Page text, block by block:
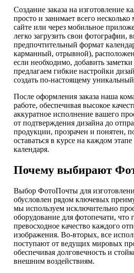
Создание заказа на изготовление
просто и занимает всего
сайте или через мобильное
легко загрузить свои фотографии,
предпочтительный формат
карманный, отрывной),
если необходимо, добавить
предлагаем гибкие настройки
создать по-настоящему
После оформления заказа наша
работе, обеспечивая высокое
аккуратное исполнение вашего
от подтверждения дизайна до
продукции, прозрачен и понятен,
оставаться в курсе на каждом
календаря.
Почему выбирают
Выбор ФотоПочты для
обусловлен рядом ключевых
мы используем исключительно
оборудование для фотопечати, что
превосходное качество каждого
изображения. Во-вторых, все
поступают от ведущих мировых
обеспечивая долговечность и
внешним воздействиям.